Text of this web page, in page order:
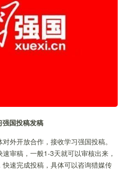
强国投稿发稿
外开放合作，接收学习强国投稿。
审稿，一般1-3天就可以审核出来，
速完成投稿，具体可以咨询猎媒传